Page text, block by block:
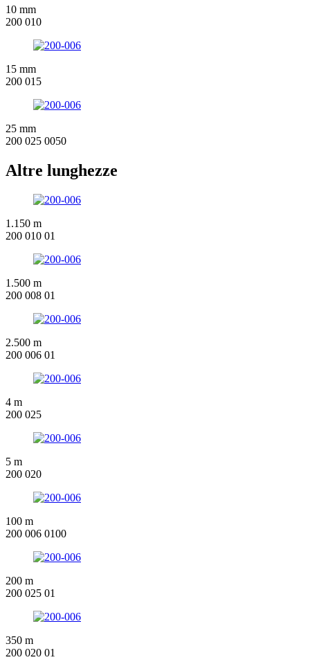
10 mm
200 010
15 mm
200 015
25 mm
200 025 0050
Altre lunghezze
1.150 m
200 010 01
1.500 m
200 008 01
2.500 m
200 006 01
4 m
200 025
5 m
200 020
100 m
200 006 0100
200 m
200 025 01
350 m
200 020 01